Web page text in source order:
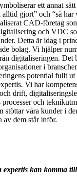
ett annat
alltid gjort” och “så
CAD-företag
och VDC
Detta är idag i
bolag. Vi hjälper
digitaliseringen. Det
i
potential fullt ut
Vi har
drift,
och
stöttar våra kunder i
av dem står inför.
expertis kan komma